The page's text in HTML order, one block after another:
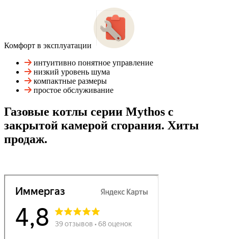
Комфорт в эксплуатации
интуитивно понятное управление
низкий уровень шума
компактные размеры
простое обслуживание
Газовые котлы серии Mythos с
закрытой камерой сгорания. Хиты
продаж.